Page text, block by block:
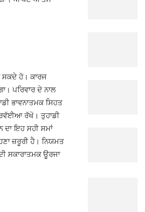
ਹੋ। ਕਾਰਜ
ਪਰਿਵਾਰ ਦੇ ਨਾਲ
ਭਾਵਨਾਤਮਕ ਸਿਹਤ
ਰੱਖੋ। ਤੁਹਾਡੀ
ਦਾ ਇਹ ਸਹੀ ਸਮਾਂ
ਜ਼ਰੂਰੀ ਹੈ। ਨਿਯਮਤ
ਸਕਾਰਾਤਮਕ ਊਰਜਾ